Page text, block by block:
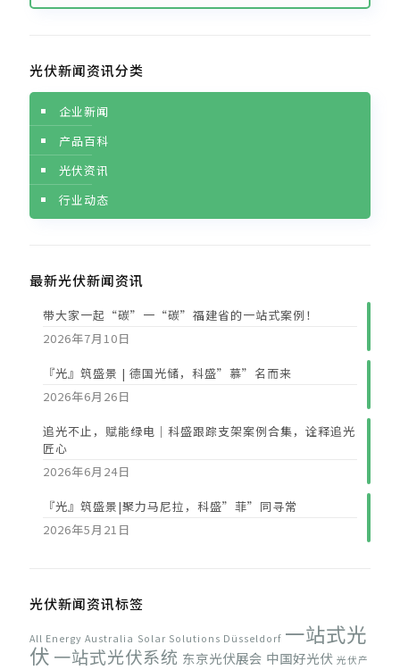
光伏新闻资讯分类
企业新闻
产品百科
光伏资讯
行业动态
最新光伏新闻资讯
带大家一起“碳”一“碳”福建省的一站式案例！
2026年7月10日
『光』筑盛景 | 德国光储，科盛”慕”名而来
2026年6月26日
追光不止，赋能绿电｜科盛跟踪支架案例合集，诠释追光
匠心
2026年6月24日
『光』筑盛景|聚力马尼拉，科盛”菲”同寻常
2026年5月21日
光伏新闻资讯标签
All Energy Australia Solar Solutions Düsseldorf 一站式光
伏 一站式光伏系统 东京光伏展会 中国好光伏 光伏产